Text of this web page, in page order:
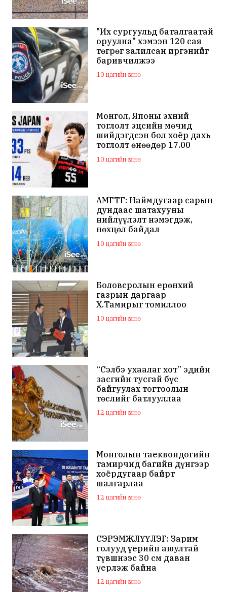
"Их сургуульд баталгаатай
оруулна" хэмээн 120 сая
төгрөг залилсан иргэнийг
баривчилжээ
10 цагийн өмнө
Монгол, Японы эхний
тоглолт эцсийн мөчид
шийдэгдсэн бол хоёр дахь
тоглолт өнөөдөр 17.00
цагаас эхэлнэ
10 цагийн өмнө
АМГТГ: Наймдугаар сарын
дундаас шатахууны
нийлүүлэлт нэмэгдэж,
нөхцөл байдал
тогтворжино
10 цагийн өмнө
Боловсролын ерөнхий
газрын даргаар
Х.Тамирыг томиллоо
10 цагийн өмнө
“Сэлбэ ухаалаг хот” эдийн
засгийн тусгай бүс
байгуулах тогтоолын
төслийг батлууллаа
12 цагийн өмнө
Монголын таеквондогийн
тамирчид багийн дүнгээр
хоёрдугаар байрт
шалгарлаа
12 цагийн өмнө
СЭРЭМЖЛҮҮЛЭГ: Зарим
голууд үерийн аюултай
түвшнээс 30 см даван
үерлэж байна
12 цагийн өмнө